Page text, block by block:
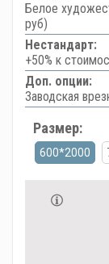
Белое
руб)
Нестандарт:
+50% к
Доп. опции:
Заводская
Размер:
600*2000